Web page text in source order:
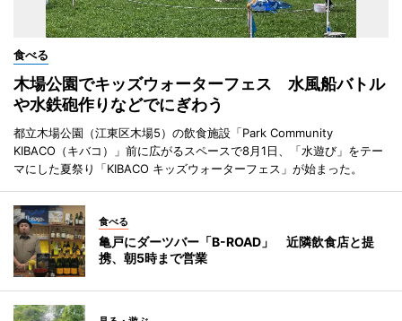
食べる
木場公園でキッズウォーターフェス 水風船バトル
や水鉄砲作りなどでにぎわう
都立木場公園（江東区木場5）の飲食施設「Park Community
KIBACO（キバコ）」前に広がるスペースで8月1日、「水遊び」をテー
マにした夏祭り「KIBACO キッズウォーターフェス」が始まった。
食べる
亀戸にダーツバー「B-ROAD」 近隣飲食店と提
携、朝5時まで営業